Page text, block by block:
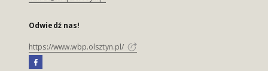
Odwiedź nas!
https://www.wbp.olsztyn.pl/